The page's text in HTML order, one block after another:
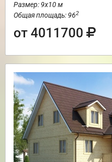
Размер: 9х10 м
Общая площадь: 962
от 4011700